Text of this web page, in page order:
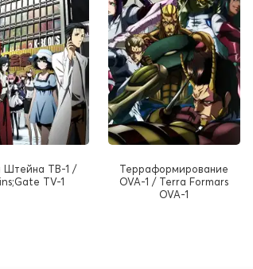
Штейна ТВ-1 /
TV-1
Терраформирование
OVA-1 / Terra Formars
OVA-1